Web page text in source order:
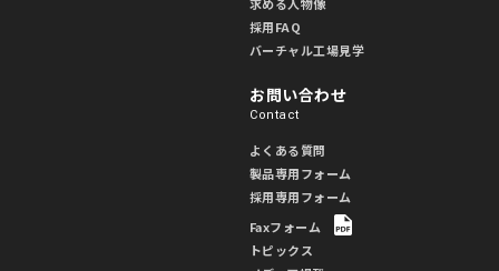
採用FAQ
バーチャル工場見学
お問い合わせ
Contact
よくある質問
製品専用フォーム
採用専用フォーム
Faxフォーム
トピックス